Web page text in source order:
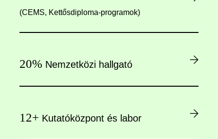
(CEMS, Kettősdiploma-programok)
20% Nemzetközi hallgató
12+ Kutatóközpont és labor